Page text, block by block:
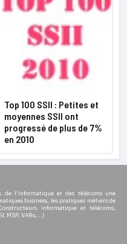
Top 100 SSII : Petites et
moyennes SSII ont
progressé de plus de 7%
en 2010
de l'informatique et des télécoms une
business, les pratiques métiers de
informatique et télécoms,
MSP, VARs,...)